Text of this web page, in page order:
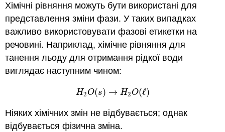
Хімічні рівняння можуть бути використані для
представлення зміни фази. У таких випадках
важливо використовувати фазові етикетки на
речовині. Наприклад, хімічне рівняння для
танення льоду для отримання рідкої води
виглядає наступним чином:
H2 O(s) → H2O(ℓ)
H2O(s → H2O(ℓ)
Ніяких хімічних змін не відбувається; однак
відбувається фізична зміна.